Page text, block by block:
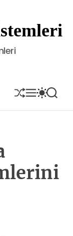
S
H
U
M
E
N
S
W
I
L
O
R
S
E
A